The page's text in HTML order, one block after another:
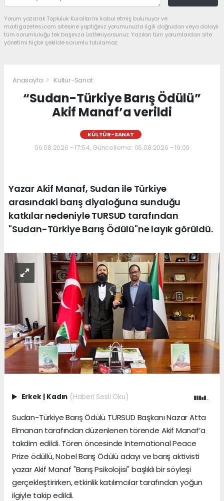
Yorum yazarak Topluluk Kuralları’nı kabul etmiş bulunuyor ve
martigazetesi.com sitesine yaptığınız yorumunuzla ilgili doğrudan veya dolaylı
tüm sorumluluğu tek başınıza üstleniyorsunuz. Yazılan tüm yorumlardan site
yönetimi hiçbir şekilde sorumlu tutulamaz.
Anasayfa Kültür-Sanat
“Sudan-Türkiye Barış Ödülü”
Akif Manaf’a verildi
KÜLTÜR-SANAT
06.08.2026 - 17:54, Güncelleme: 06.08.2026 - 19:09
Yazar Akif Manaf, Sudan ile Türkiye
arasındaki barış diyaloğuna sunduğu
katkılar nedeniyle TURSUD tarafından
"Sudan-Türkiye Barış Ödülü"ne layık görüldü.
Erkek | Kadın (Haberi Sesli Oku)
Sudan-Türkiye Barış Ödülü TURSUD Başkanı Nazar Atta
Elmanan tarafından düzenlenen törende Akif Manaf’a
takdim edildi. Tören öncesinde International Peace
Prize ödüllü, Nobel Barış Ödülü adayı ve barış aktivisti
yazar Akif Manaf "Barış Psikolojisi" başlıklı bir söyleşi
gerçekleştirirken, etkinlik katılımcılar tarafından yoğun
ilgiyle takip edildi.